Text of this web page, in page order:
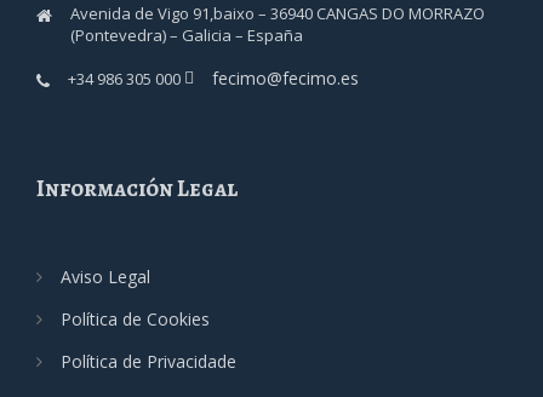
Avenida de Vigo 91,baixo – 36940 CANGAS DO MORRAZO
(Pontevedra) – Galicia – España
+34 986 305 000
fecimo@fecimo.es
Información Legal
Aviso Legal
Política de Cookies
Política de Privacidade